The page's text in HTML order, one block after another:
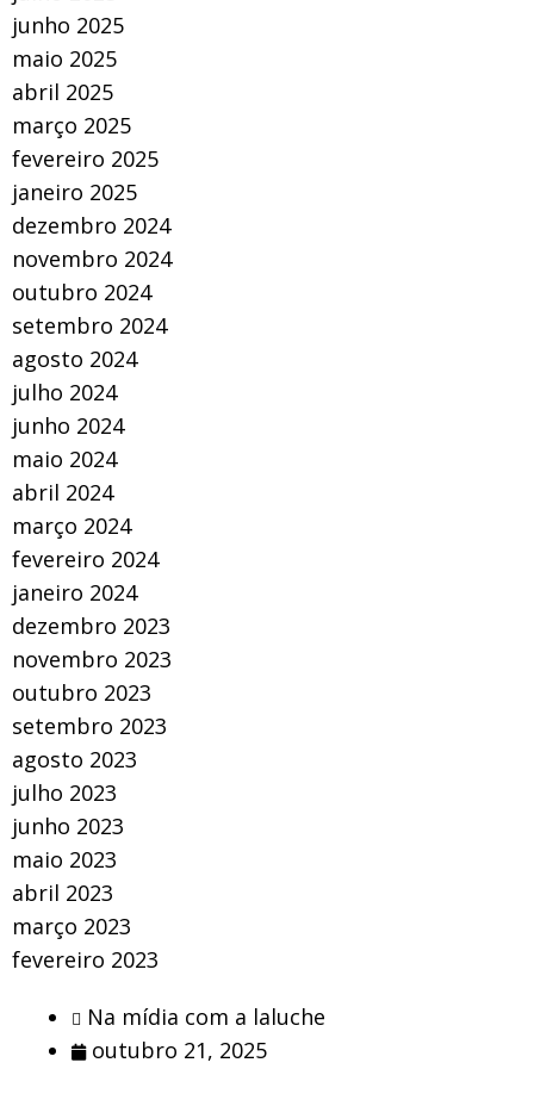
junho 2025
maio 2025
abril 2025
março 2025
fevereiro 2025
janeiro 2025
dezembro 2024
novembro 2024
outubro 2024
setembro 2024
agosto 2024
julho 2024
junho 2024
maio 2024
abril 2024
março 2024
fevereiro 2024
janeiro 2024
dezembro 2023
novembro 2023
outubro 2023
setembro 2023
agosto 2023
julho 2023
junho 2023
maio 2023
abril 2023
março 2023
fevereiro 2023
Na mídia com a laluche
outubro 21, 2025